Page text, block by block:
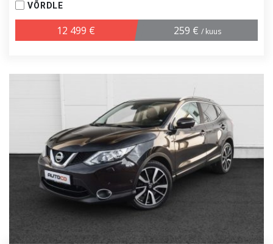
VÕRDLE
12 499 € 259 € / kuus